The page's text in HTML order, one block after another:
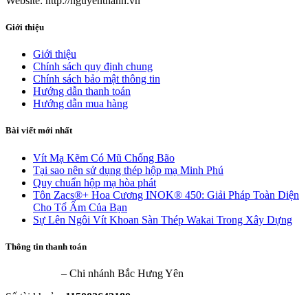
Giới thiệu
Giới thiệu
Chính sách quy định chung
Chính sách bảo mật thông tin
Hướng dẫn thanh toán
Hướng dẫn mua hàng
Bài viết mới nhất
Vít Mạ Kẽm Có Mũ Chống Bão
Tại sao nên sử dụng thép hộp mạ Minh Phú
Quy chuẩn hộp mạ hòa phát
Tôn Zacs®+ Hoa Cương INOK® 450: Giải Pháp Toàn Diện
Cho Tổ Ấm Của Bạn
Sự Lên Ngôi Vít Khoan Sàn Thép Wakai Trong Xây Dựng
Thông tin thanh toán
– Chi nhánh Bắc Hưng Yên